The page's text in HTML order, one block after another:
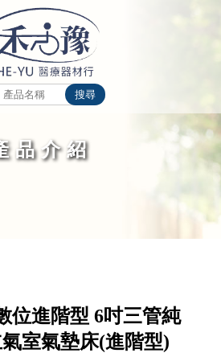
品介紹
位進階型 6吋三管純
室氣墊床(進階型)